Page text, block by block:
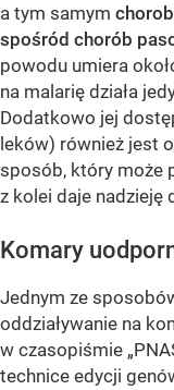
a tym samym
spośród chorób
powodu umiera
na malarię działa
Dodatkowo jej
leków) również jest
sposób, który może
z kolei daje nadzieję
Komary
Jednym ze
oddziaływanie na
w czasopiśmie
technice edycji